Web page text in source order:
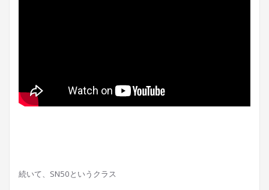
続いて、SN50というクラス